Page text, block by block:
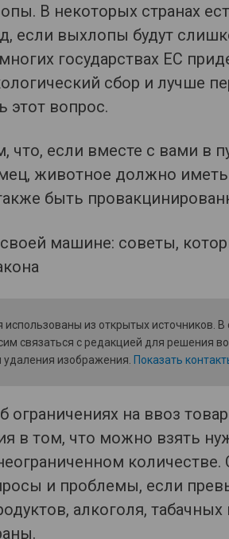
В некоторых странах
если выхлопы будут
государствах ЕС
сбор и лучше
этот вопрос.
что, если вместе с вами в
животное должно иметь
быть
из открытых источников.
связаться с редакцией для решения
удаления изображения. Показать
ограничениях на ввоз
в том, что можно взять
и проблемы, если
алкоголя, табачных